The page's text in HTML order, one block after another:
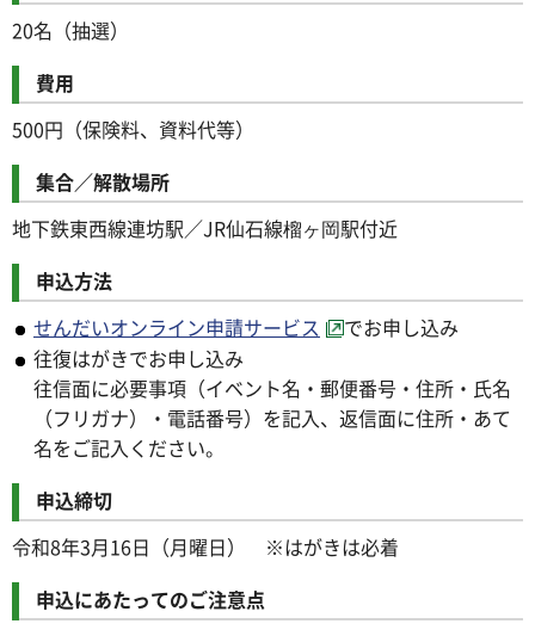
20名（抽選）
費用
500円（保険料、資料代等）
集合／解散場所
地下鉄東西線連坊駅／JR仙石線榴ヶ岡駅付近
申込方法
せんだいオンライン申請サービス
でお申し込み
往復はがきでお申し込み
往信面に必要事項（イベント名・郵便番号・住所・氏名
（フリガナ）・電話番号）を記入、返信面に住所・あて
名をご記入ください。
申込締切
令和8年3月16日（月曜日） ※はがきは必着
申込にあたってのご注意点